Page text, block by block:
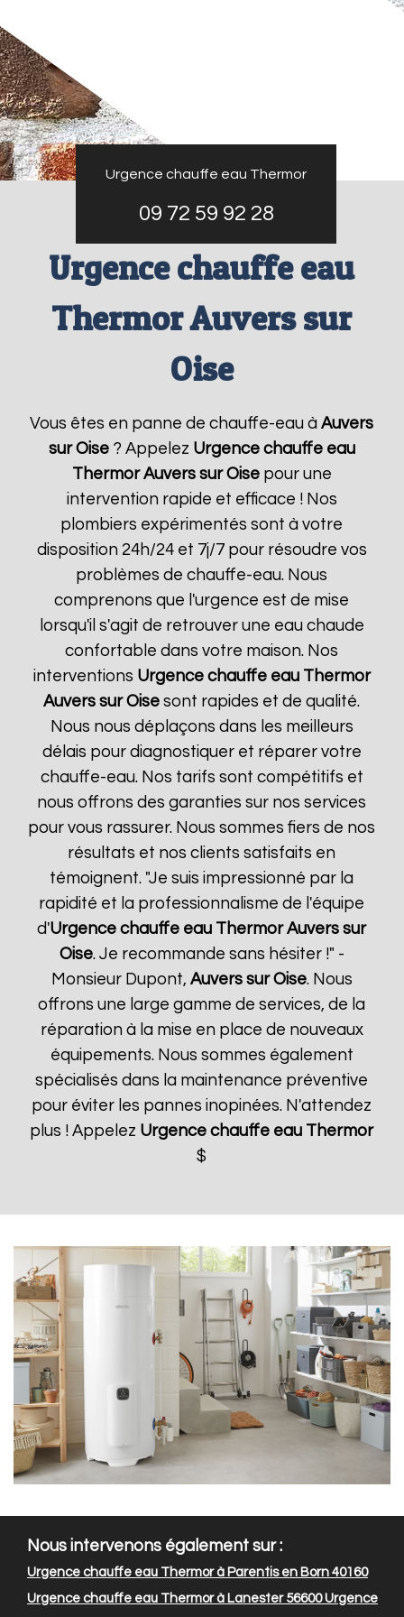
Urgence chauffe eau Thermor
09 72 59 92 28
Urgence chauffe eau
Thermor Auvers sur
Oise
Vous êtes en panne de chauffe-eau àAuvers
sur Oise? Appelez Urgence chauffe eau
Thermor Auvers sur Oisepour une
intervention rapide et efficace ! Nos
plombiers expérimentés sont à votre
disposition 24h/24 et 7j/7 pour résoudre vos
problèmes de chauffe-eau. Nous
comprenons que l'urgence est de mise
lorsqu'il s'agit de retrouver une eau chaude
confortable dans votre maison. Nos
interventions Urgence chauffe eau Thermor
Auvers sur Oise sont rapides et de qualité.
Nous nous déplaçons dans les meilleurs
délais pour diagnostiquer et réparer votre
chauffe-eau. Nos tarifs sont compétitifs et
nous offrons des garanties sur nos services
pour vous rassurer. Nous sommes fiers de nos
résultats et nos clients satisfaits en
témoignent. "Je suis impressionné par la
rapidité et la professionnalisme de l'équipe
d'Urgence chauffe eau Thermor Auvers sur
Oise. Je recommande sans hésiter !" -
Monsieur Dupont, Auvers sur Oise. Nous
offrons une large gamme de services, de la
réparation à la mise en place de nouveaux
équipements. Nous sommes également
spécialisés dans la maintenance préventive
pour éviter les pannes inopinées. N'attendez
plus ! Appelez Urgence chauffe eau Thermor
$
Nous intervenons également sur :
Urgence chauffe eau Thermor à Parentis en Born 40160
Urgence chauffe eau Thermor à Lanester 56600Urgence